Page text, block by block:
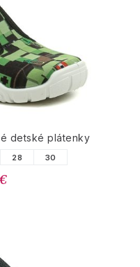
detské plátenky
28 30